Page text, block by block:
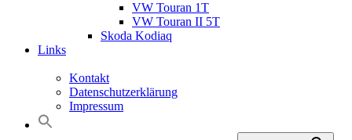
VW Touran 1T
VW Touran II 5T
Skoda Kodiaq
Links
Kontakt
Datenschutzerklärung
Impressum